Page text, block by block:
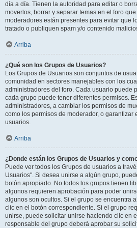
día a día. Tienen la autoridad para editar o
moverlos, borrar y separar temas en el foro
moderadores están presentes para evitar que
tratado o publiquen spam y/o contenido
Arriba
¿Qué son los Grupos de Usuarios?
Los Grupos de Usuarios son conjuntos de
comunidad en sectores manejables con los
administradores del foro. Cada usuario puede
cada grupo puede tener diferentes permisos.
administradores, a cambiar los permisos de
como los permisos de moderador, o garantizar
usuarios.
Arriba
¿Donde están los Grupos de Usuarios y
Puede ver todos los Grupos de usuarios a
Usuarios". Si desea unirse a algún grupo,
botón apropiado. No todos los grupos tienen
algunos requieren aprobación para poder
algunos son ocultos. Si el grupo se encuentra
clic en el botón correspondiente. Si el grupo
unirse, puede solicitar unirse haciendo clic en
responsable del grupo deberá aprobar su